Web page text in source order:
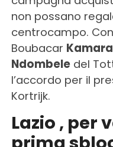
non possano
centrocampo.
Boubacar Kamara
Ndombeledel
l’accordo per il
Kortrijk.
Lazio , per